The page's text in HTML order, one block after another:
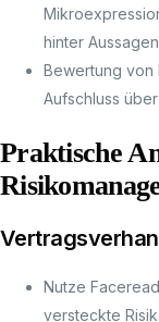
hinter
Bewertung von
Aufschluss
Praktische
Nutze
versteckte